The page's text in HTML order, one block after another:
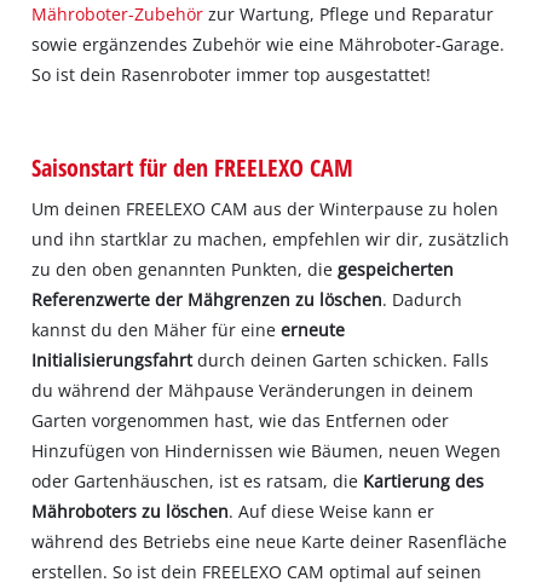
to
setup
the
CMP
to
add
content
to
the
list
of
used.
Powered
by
Consent
Management
Mähroboter-Zubehör zur Wartung, Pflege und Reparatur
sowie ergänzendes Zubehör wie eine Mähroboter-Garage.
So ist dein Rasenroboter immer top ausgestattet!
Saisonstart für den FREELEXO CAM
Um deinen FREELEXO CAM aus der Winterpause zu holen
und ihn startklar zu machen, empfehlen wir dir, zusätzlich
zu den oben genannten Punkten, diegespeicherten
Referenzwerte der Mähgrenzen zu löschen. Dadurch
kannst du den Mäher für eineerneute
Initialisierungsfahrtdurch deinen Garten schicken. Falls
du während der Mähpause Veränderungen in deinem
Garten vorgenommen hast, wie das Entfernen oder
Hinzufügen von Hindernissen wie Bäumen, neuen Wegen
oder Gartenhäuschen, ist es ratsam, die Kartierung des
Mähroboters zu löschen. Auf diese Weise kann er
während des Betriebs eine neue Karte deiner Rasenfläche
erstellen. So ist dein FREELEXO CAM optimal auf seinen